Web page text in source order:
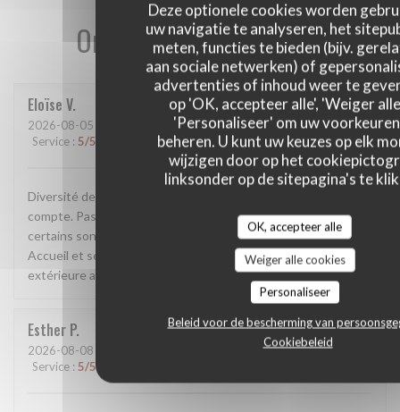
Deze optionele cookies worden
uw navigatie te analyseren, het
meten, functies te bieden (bijv.
aan sociale netwerken) of
advertenties of inhoud weer te
op 'OK, accepteer alle', 'Weiger
'Personaliseer' om uw
beheren. U kunt uw keuzes op elk
wijzigen door op het
linksonder op de sitepagina's te
OK, accepteer alle
Weiger alle cookies
Personaliseer
Beleid voor de bescherming van
Cookiebeleid
Onze gastbeoordelingen
Eloïse V
2026-08-05 - 19:15 - Gasten 4
Service : 5/5 :4/5 Keuken: 4/5 Kwaliteit / Prijs : 4/5
Diversité de plats pour que tout le monde y trouve sont
compte. Pas mal de choix en vege. Les plats ont du goûts et
certains sont originaux. Bonne cocktails avec et sans alcool.
Accueil et service très agréable. Salle climatisée et terrasse
extérieure agréable. Je recommande.
Esther P
2026-08-08
Service : 5/5